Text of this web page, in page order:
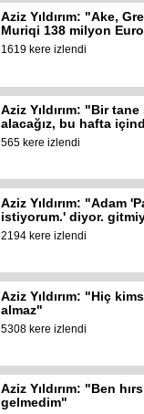
Aziz Yıldırım: "Ake,
Muriqi 138 milyon
1619 kere izlendi
Aziz Yıldırım: "Bir
alacağız, bu hafta
565 kere izlendi
Aziz Yıldırım: "Adam
istiyorum.' diyor.
2194 kere izlendi
Aziz Yıldırım: "Hiç
almaz"
5308 kere izlendi
Aziz Yıldırım: "Ben
gelmedim"